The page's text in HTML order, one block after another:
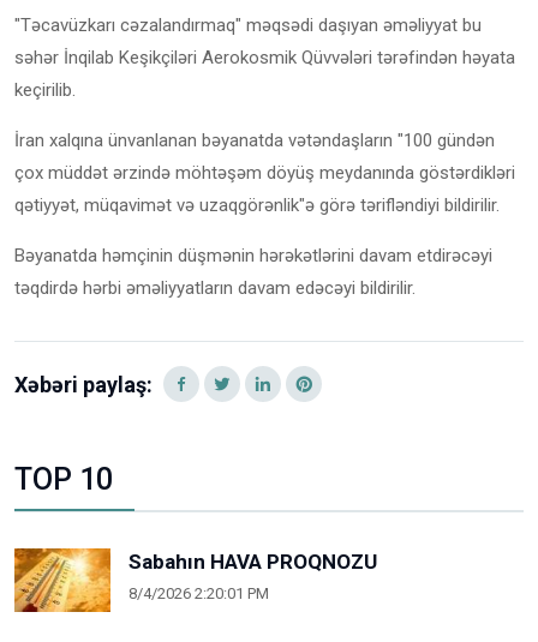
"Təcavüzkarı cəzalandırmaq" məqsədi daşıyan əməliyyat bu
səhər İnqilab Keşikçiləri Aerokosmik Qüvvələri tərəfindən həyata
keçirilib.
İran xalqına ünvanlanan bəyanatda vətəndaşların "100 gündən
çox müddət ərzində möhtəşəm döyüş meydanında göstərdikləri
qətiyyət, müqavimət və uzaqgörənlik"ə görə tərifləndiyi bildirilir.
Bəyanatda həmçinin düşmənin hərəkətlərini davam etdirəcəyi
təqdirdə hərbi əməliyyatların davam edəcəyi bildirilir.
Xəbəri paylaş:
TOP 10
Sabahın HAVA PROQNOZU
8/4/2026 2:20:01 PM